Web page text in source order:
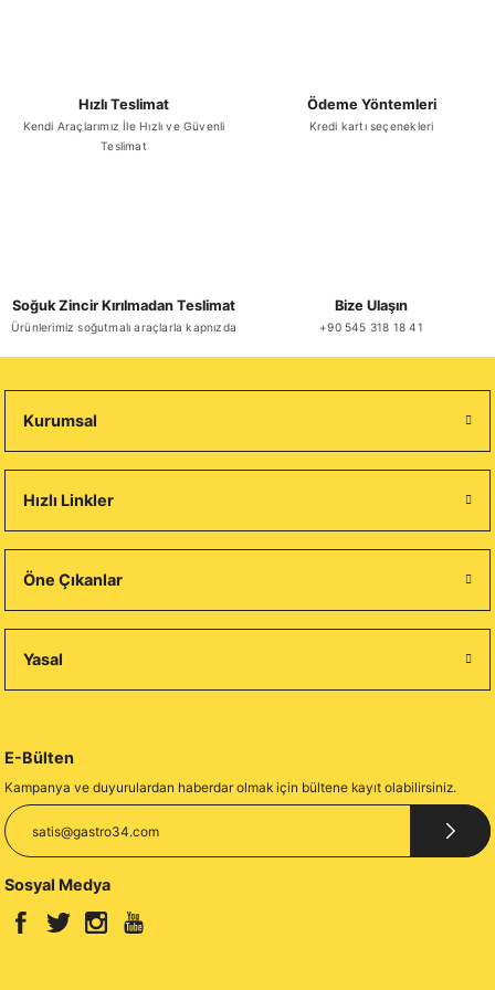
Hızlı Teslimat
Kendi Araçlarımız İle Hızlı ve Güvenli
Teslimat
Ödeme Yöntemleri
Kredi kartı seçenekleri
Soğuk Zincir Kırılmadan Teslimat
Ürünlerimiz soğutmalı araçlarla kapnızda
Bize Ulaşın
+90 545 318 18 41
Kurumsal
Hızlı Linkler
Öne Çıkanlar
Yasal
E-Bülten
Kampanya ve duyurulardan haberdar olmak için bültene kayıt olabilirsiniz.
Sosyal Medya